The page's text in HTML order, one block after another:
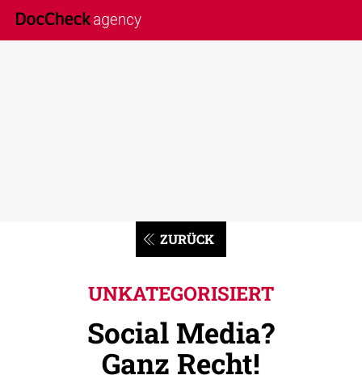
ZURÜCK
UNKATEGORISIERT
Social Media?
Ganz Recht!